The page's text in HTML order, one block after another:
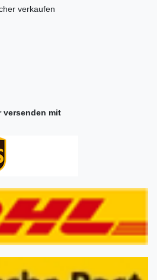
verkaufen
versenden mit